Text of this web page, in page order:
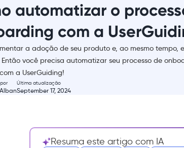
automatizar o
com a
a adoção de seu produto e, ao mesmo tempo,
Então você precisa automatizar seu processo de
a UserGuiding!
Última atualização
September 17, 2024
Resuma este artigo com IA